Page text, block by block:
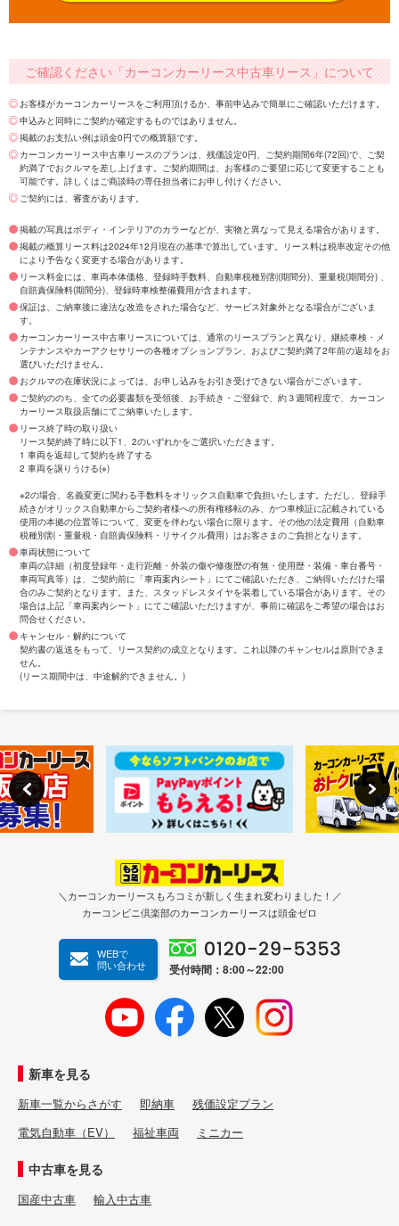
ご確認ください「カーコンカーリース中古車リース」について
お客様がカーコンカーリースをご利用頂けるか、事前申込みで簡単にご確認いただけます。
申込みと同時にご契約が確定するものではありません。
掲載のお支払い例は頭金0円での概算額です。
カーコンカーリース中古車リースのプランは、残価設定0円、ご契約期間6年(72回)で、ご契
約満了でおクルマを差し上げます。ご契約期間は、お客様のご要望に応じて変更することも
可能です。詳しくはご商談時の専任担当者にお申し付けください。
ご契約には、審査があります。
掲載の写真はボディ・インテリアのカラーなどが、実物と異なって見える場合があります。
掲載の概算リース料は2024年12月現在の基準で算出しています。リース料は税率改定その他
により予告なく変更する場合があります。
リース料金には、車両本体価格、登録時手数料、自動車税種別割(期間分)、重量税(期間分) 、
自賠責保険料(期間分)、登録時車検整備費用が含まれます。
保証は、ご納車後に違法な改造をされた場合など、サービス対象外となる場合がございま
す。
カーコンカーリース中古車リースについては、通常のリースプランと異なり、継続車検・メ
ンテナンスやカーアクセサリーの各種オプションプラン、およびご契約満了2年前の返却をお
選びいただけません。
おクルマの在庫状況によっては、お申し込みをお引き受けできない場合がございます。
ご契約ののち、全ての必要書類を受領後、お手続き・ご登録で、約３週間程度で、カーコン
カーリース取扱店舗にてご納車いたします。
リース終了時の取り扱い
リース契約終了時に以下1、2のいずれかをご選択いただきます。
1 車両を返却して契約を終了する
2 車両を譲りうける(※)
※2の場合、名義変更に関わる手数料をオリックス自動車で負担いたします。ただし、登録手
続きがオリックス自動車からご契約者様への所有権移転のみ、かつ車検証に記載されている
使用の本拠の位置等について、変更を伴わない場合に限ります。その他の法定費用（自動車
税種別割・重量税・自賠責保険料・リサイクル費用）はお客さまのご負担となります。
車両状態について
車両の詳細（初度登録年・走行距離・外装の傷や修復歴の有無・使用歴・装備・車台番号・
車両写真等）は、ご契約前に「車両案内シート」にてご確認いただき、ご納得いただけた場
合のみご契約となります。また、スタッドレスタイヤを装着している場合があります。その
場合は上記「車両案内シート」にてご確認いただけますが、事前に確認をご希望の場合はお
問合せください。
キャンセル・解約について
契約書の返送をもって、リース契約の成立となります。これ以降のキャンセルは原則できま
せん。
(リース期間中は、中途解約できません。)
＼カーコンカーリースもろコミが新しく生まれ変わりました！／
カーコンビニ倶楽部のカーコンカーリースは頭金ゼロ
WEBで
問い合わせ
受付時間：8:00～22:00
新車を見る
新車一覧からさがす 即納車
残価設定プラン
電気自動車（EV）
福祉車両 ミニカー
中古車を見る
国産中古車 輸入中古車